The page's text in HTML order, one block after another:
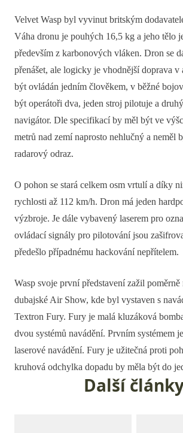
Velvet Wasp byl vyvinut britským
Váha dronu je pouhých 16,5 kg a jeho tělo
především z karbonových vláken. Dron se
přenášet, ale logicky je vhodnější doprava
být ovládán jedním člověkem, v běžné
být operátoři dva, jeden stroj pilotuje a
navigátor. Dle specifikací by měl být ve
metrů nad zemí naprosto nehlučný a neměl
radarový odraz.
O pohon se stará celkem osm vrtulí a díky
rychlosti až 112 km/h. Dron má jeden
výzbroje. Je dále vybavený laserem pro
ovládací signály pro pilotování jsou
předešlo případnému hackování nepřítelem.
Wasp svoje první představení zažil poměrně
dubajské Air Show, kde byl vystaven s
Textron Fury. Fury je malá kluzáková
dvou systémů navádění. Prvním systémem
laserové navádění. Fury je užitečná proti
kruhová odchylka dopadu by měla být do
Další